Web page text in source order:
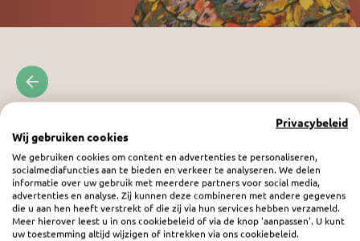
Privacybeleid
Wij gebruiken cookies
We gebruiken cookies om content en advertenties te personaliseren,
socialmediafuncties aan te bieden en verkeer te analyseren. We delen
informatie over uw gebruik met meerdere partners voor social media,
advertenties en analyse. Zij kunnen deze combineren met andere gegevens
die u aan hen heeft verstrekt of die zij via hun services hebben verzameld.
Meer hierover leest u in ons cookiebeleid of via de knop 'aanpassen'. U kunt
uw toestemming altijd wijzigen of intrekken via ons cookiebeleid.